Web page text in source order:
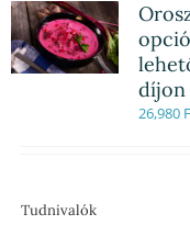
díjon
26,980
Tudnivalók